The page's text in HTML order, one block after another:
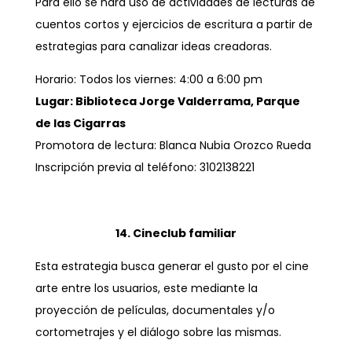
cuentos cortos y ejercicios de escritura a partir de
estrategias para canalizar ideas creadoras.
Horario: Todos los viernes: 4:00 a 6:00 pm
Lugar: Biblioteca Jorge Valderrama, Parque
de las Cigarras
Promotora de lectura: Blanca Nubia Orozco Rueda
Inscripción previa al teléfono: 3102138221
14. Cineclub familiar
Esta estrategia busca generar el gusto por el cine
arte entre los usuarios, este mediante la
proyección de películas, documentales y/o
cortometrajes y el diálogo sobre las mismas.